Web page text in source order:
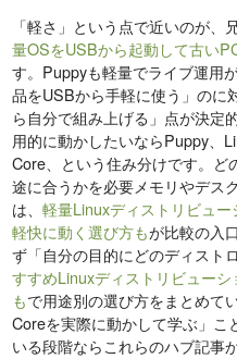
「軽さ」という点で近いのが、
量OSをUSBから起動して古い
す。Puppyも軽量でライブ運用
品をUSBから手軽に使う」のに
ら自分で組み上げる」点が決定
用的に動かしたいならPuppy、
Core、という住み分けです。ど
途に合うかを必要メモリやデス
は、軽量Linuxディストリビュ
軽快に動く選び方もが比較の入
ず「自分の目的にどのディスト
すすめLinuxディストリビュー
もで用途別の選び方をまとめて
Coreを実際に動かして学ぶ」こ
いる段階ならこれらのハブ記事